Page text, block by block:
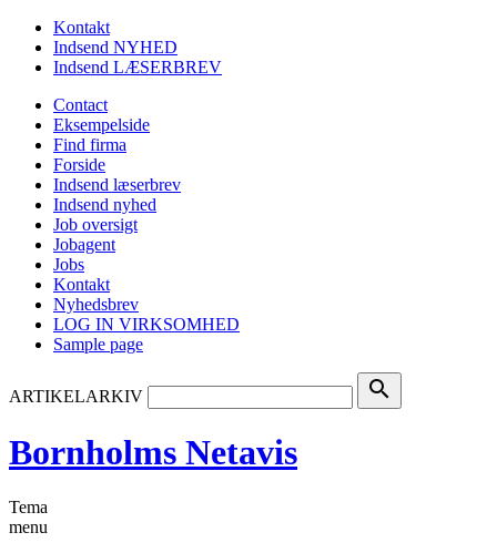
Kontakt
Indsend NYHED
Indsend LÆSERBREV
Contact
Eksempelside
Find firma
Forside
Indsend læserbrev
Indsend nyhed
Job oversigt
Jobagent
Jobs
Kontakt
Nyhedsbrev
LOG IN VIRKSOMHED
Sample page
ARTIKELARKIV search
Bornholms Netavis
Tema
menu